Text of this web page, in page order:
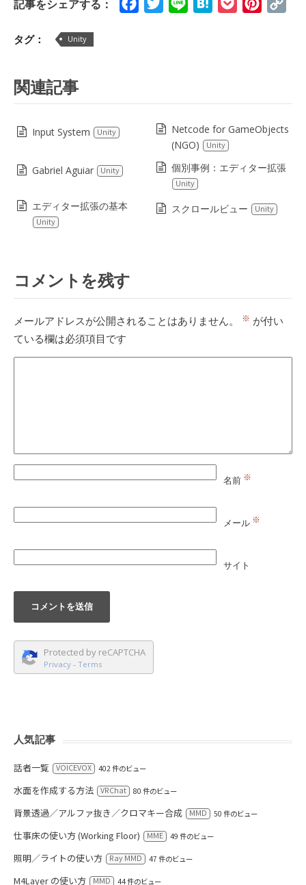
記事をシェアする：
タグ： Unity
関連記事
Input System Unity
Netcode for GameObjects
(NGO)
Unity
Gabriel Aguiar Unity 個別事例：エディター拡張
Unity
エディター拡張の基本
Unity
スクロールビュー Unity
コメントを残す
メールアドレスが公開されることはありません。 ※ が付い
ている欄は必須項目です
名前 ※
メール ※
サイト
Protected by reCAPTCHA
Privacy - Terms
人気記事
話者一覧 VOICEVOX 402 件のビュー
水面を作成する方法 VRChat 80 件のビュー
背景透過／アルファ抜き／クロマキー合成 MMD 50 件のビュー
仕事床の使い方 (Working Floor) MME 49 件のビュー
照明／ライトの使い方 Ray MMD 47 件のビュー
M4Layer の使い方 MMD 44 件のビュー